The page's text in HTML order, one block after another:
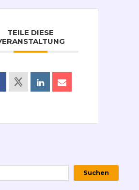
TEILE DIESE
Suchen